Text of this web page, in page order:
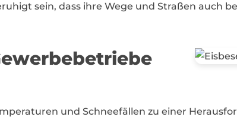
sein, dass ihre Wege und Straßen auch
und Schneefällen zu einer